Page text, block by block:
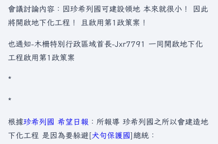
會議討論內容：因珍希列國可建設領地 本來就很小！ 因此
將開啟地下化工程！ 且啟用第1政策案！
也通知-木柵特別行政區域首長-Jxr7791 一同開啟地下化
工程啟用第1政策案
*
*
根據珍希列國 希望日報 ：所報導 珍希列國之所以會建造地
下化工程 是因為要躲避[犬句保護國]總統：